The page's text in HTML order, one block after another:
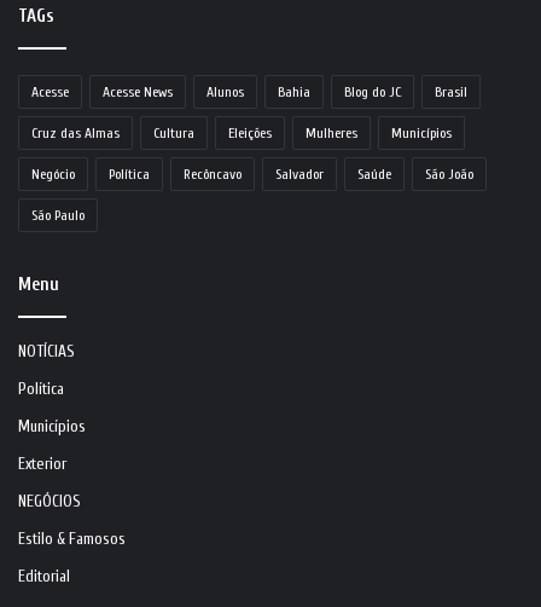
TAGs
Acesse Acesse News Alunos Bahia Blog do JC Brasil
Cruz das Almas Cultura Eleições Mulheres Municípios
Negócio Política Recôncavo Salvador Saúde São João
São Paulo
Menu
NOTÍCIAS
Política
Municípios
Exterior
NEGÓCIOS
Estilo & Famosos
Editorial